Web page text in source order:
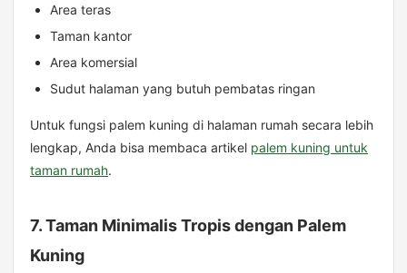
Area teras
Taman kantor
Area komersial
Sudut halaman yang butuh pembatas ringan
Untuk fungsi palem kuning di halaman rumah secara lebih
lengkap, Anda bisa membaca artikel palem kuning untuk
taman rumah.
7. Taman Minimalis Tropis dengan Palem
Kuning